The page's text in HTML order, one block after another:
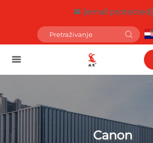
[email protected]
Canon